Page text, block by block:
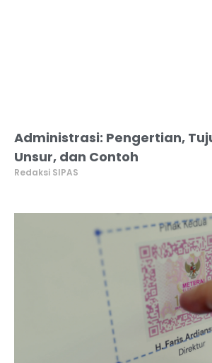
Administrasi: Pengertian,
Unsur, dan Contoh
Redaksi SIPAS